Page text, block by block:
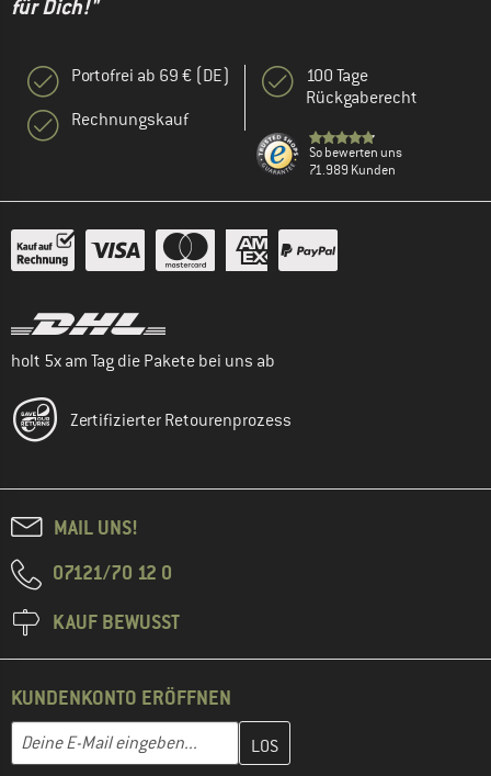
für Dich!"
Portofrei ab 69 € (DE)
Rechnungskauf
100 Tage
Rückgaberecht
So bewerten uns
71.989 Kunden
holt 5x am Tag die Pakete bei uns ab
Zertifizierter Retourenprozess
MAIL UNS!
07121/70 12 0
KAUF BEWUSST
KUNDENKONTO ERÖFFNEN
E-Mail-Adresse
Gib hier deine E-Mail-Adresse ein und erstelle im nächsten